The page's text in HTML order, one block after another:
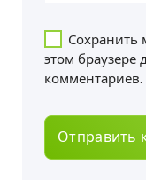
Сохранить
этом
комментариев.